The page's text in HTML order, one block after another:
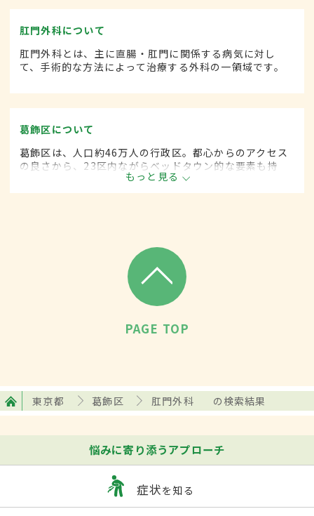
肛門外科について
肛門外科とは、主に直腸・肛門に関係する病気に対し
て、手術的な方法によって治療する外科の一領域です。
葛飾区について
葛飾区は、人口約46万人の行政区。都心からのアクセス
の良さから、23区内ながらベッドタウン的な要素も持
つ。柴又帝釈天や堀切菖蒲園などの観光地も多く、伝統
技術を受け継ぐ職人の多い地域としても知られる。
もっと見る
PAGE TOP
東京都 葛飾区 肛門外科 の検索結果
悩みに寄り添うアプローチ
症状を知る